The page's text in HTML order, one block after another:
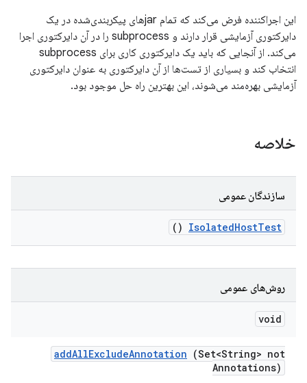
این اجراکننده فرض می‌کند که تمام jarهای پیکربندی‌شده در یک
دایرکتوری آزمایشی قرار دارند و subprocess را در آن دایرکتوری اجرا
می‌کند. از آنجایی که باید یک دایرکتوری کاری برای subprocess
انتخاب کند و بسیاری از تست‌ها از آن دایرکتوری به عنوان دایرکتوری
آزمایشی بهره‌مند می‌شوند، این بهترین راه حل موجود بود.
خلاصه
سازندگان عمومی
IsolatedHostTest
()
روش‌های عمومی
void
addAllExcludeAnnotation (Set<String> not
Annotations)